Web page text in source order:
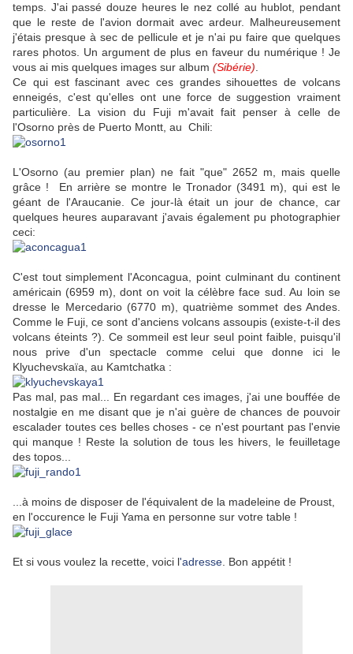
temps. J'ai passé douze heures le nez collé au hublot, pendant
que le reste de l'avion dormait avec ardeur. Malheureusement
j'étais presque à sec de pellicule et je n'ai pu faire que quelques
rares photos. Un argument de plus en faveur du numérique ! Je
vous ai mis quelques images sur album (Sibérie)
Ce qui est fascinant avec ces grandes sihouettes de volcans
enneigés, c'est qu'elles ont une force de suggestion vraiment
particulière. La vision du Fuji m'avait fait penser à celle de
l'Osorno près de Puerto Montt, au Chili:
L'Osorno (au premier plan) ne fait "que" 2652 m, mais quelle
grâce ! En arrière se montre le Tronador (3491 m), qui est le
géant de l'Araucanie. Ce jour-là était un jour de chance, car
quelques heures auparavant j'avais également pu photographier
ceci:
C'est tout simplement l'Aconcagua, point culminant du continent
américain (6959 m), dont on voit la célèbre face sud. Au loin se
dresse le Mercedario (6770 m), quatrième sommet des Andes.
Comme le Fuji, ce sont d'anciens volcans assoupis (existe-t-il des
volcans éteints ?). Ce sommeil est leur seul point faible, puisqu'il
nous prive d'un spectacle comme celui que donne ici le
Klyuchevskaïa, au Kamtchatka :
Pas mal, pas mal... En regardant ces images, j'ai une bouffée de
nostalgie en me disant que je n'ai guère de chances de pouvoir
escalader toutes ces belles choses - ce n'est pourtant pas l'envie
qui manque ! Reste la solution de tous les hivers, le feuilletage
des topos...
...à moins de disposer de l'équivalent de la madeleine de Proust,
en l'occurence le Fuji Yama en personne sur votre table !
Et si vous voulez la recette, voici l'adresse . Bon appétit !